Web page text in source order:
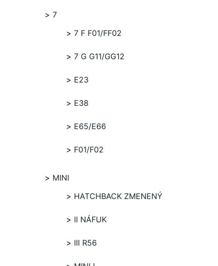
7
7 F F01/FF02
7 G G11/GG12
E23
E38
E65/E66
F01/F02
MINI
HATCHBACK ZMENENÝ
II NÁFUK
III R56